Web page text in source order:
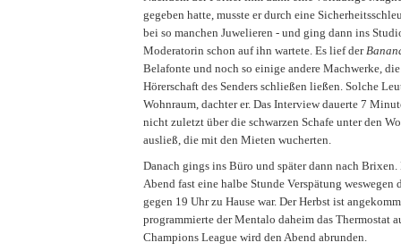
gegeben hatte, musste er durch eine
bei so manchen Juwelieren - und ging dann ins
Moderatorin schon auf ihn wartete. Es lief der
Belafonte und noch so einige andere Machwerke,
Hörerschaft des Senders schließen ließen. Solche
Wohnraum, dachter er. Das Interview dauerte 7
nicht zuletzt über die schwarzen Schafe unter den
ausließ, die mit den Mieten wucherten.
Danach gings ins Büro und später dann nach Brixen.
Abend fast eine halbe Stunde Verspätung weswegen
gegen 19 Uhr zu Hause war. Der Herbst ist
programmierte der Mentalo daheim das Thermostat
Champions League wird den Abend abrunden.